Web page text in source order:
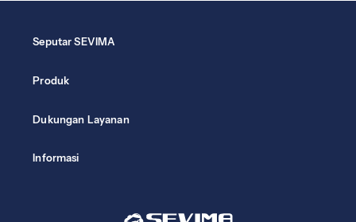
Seputar SEVIMA
Produk
Dukungan Layanan
Informasi